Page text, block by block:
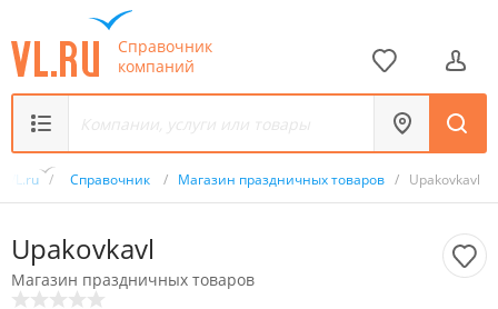
Справочник
компаний
VL.ru / Справочник / Магазин праздничных товаров / Upakovkavl
Upakovkavl
Магазин праздничных товаров